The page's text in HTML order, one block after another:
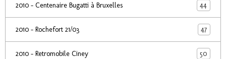
2010 - Centenaire Bugatti à Bruxelles 44
2010 - Rochefort 21/03 47
2010 - Retromobile Ciney 50